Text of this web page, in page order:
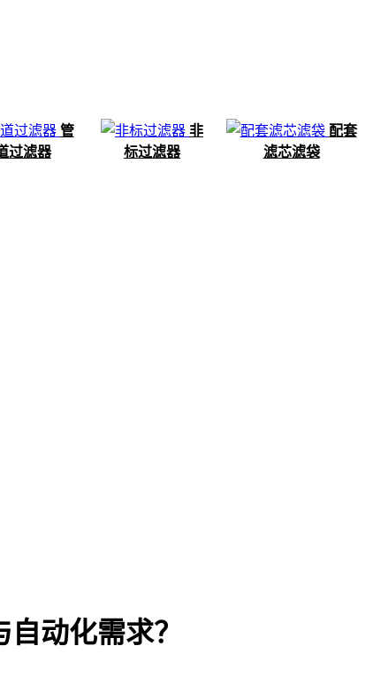
管
过滤器
非
标过滤器
配套
滤芯滤袋
动化需求？